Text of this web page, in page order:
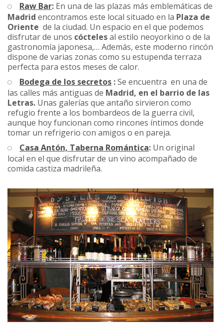
Raw Bar: En una de las plazas más emblemáticas de
Madrid encontramos este local situado en la Plaza de
Oriente de la ciudad. Un espacio en el que podemos
disfrutar de unos cóctelesal estilo neoyorkino o de la
gastronomía japonesa,… Además, este moderno rincón
dispone de varias zonas como su estupenda terraza
perfecta para estos meses de calor.
Bodega de los secretos :Se encuentra en una de
las calles más antiguas de Madrid, en el barrio de las
Letras. Unas galerías que antaño sirvieron como
refugio frente a los bombardeos de la guerra civil,
aunque hoy funcionan como rincones íntimos donde
tomar un refrigerio con amigos o en pareja.
Casa Antón, Taberna Romántica: Un original
local en el que disfrutar de un vino acompañado de
comida castiza madrileña.